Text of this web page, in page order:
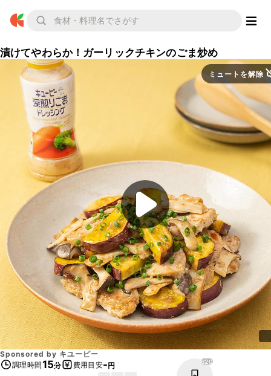
漬けてやわらか！ガーリックチキンのごま炒め
ミュートを解除
Sponsored by キユーピー
調理時間15分 費用目安-円 620